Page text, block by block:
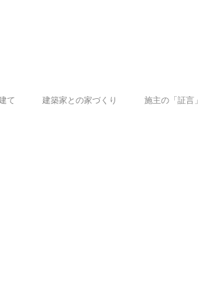
て 建築家との家づくり 施主の「証言」